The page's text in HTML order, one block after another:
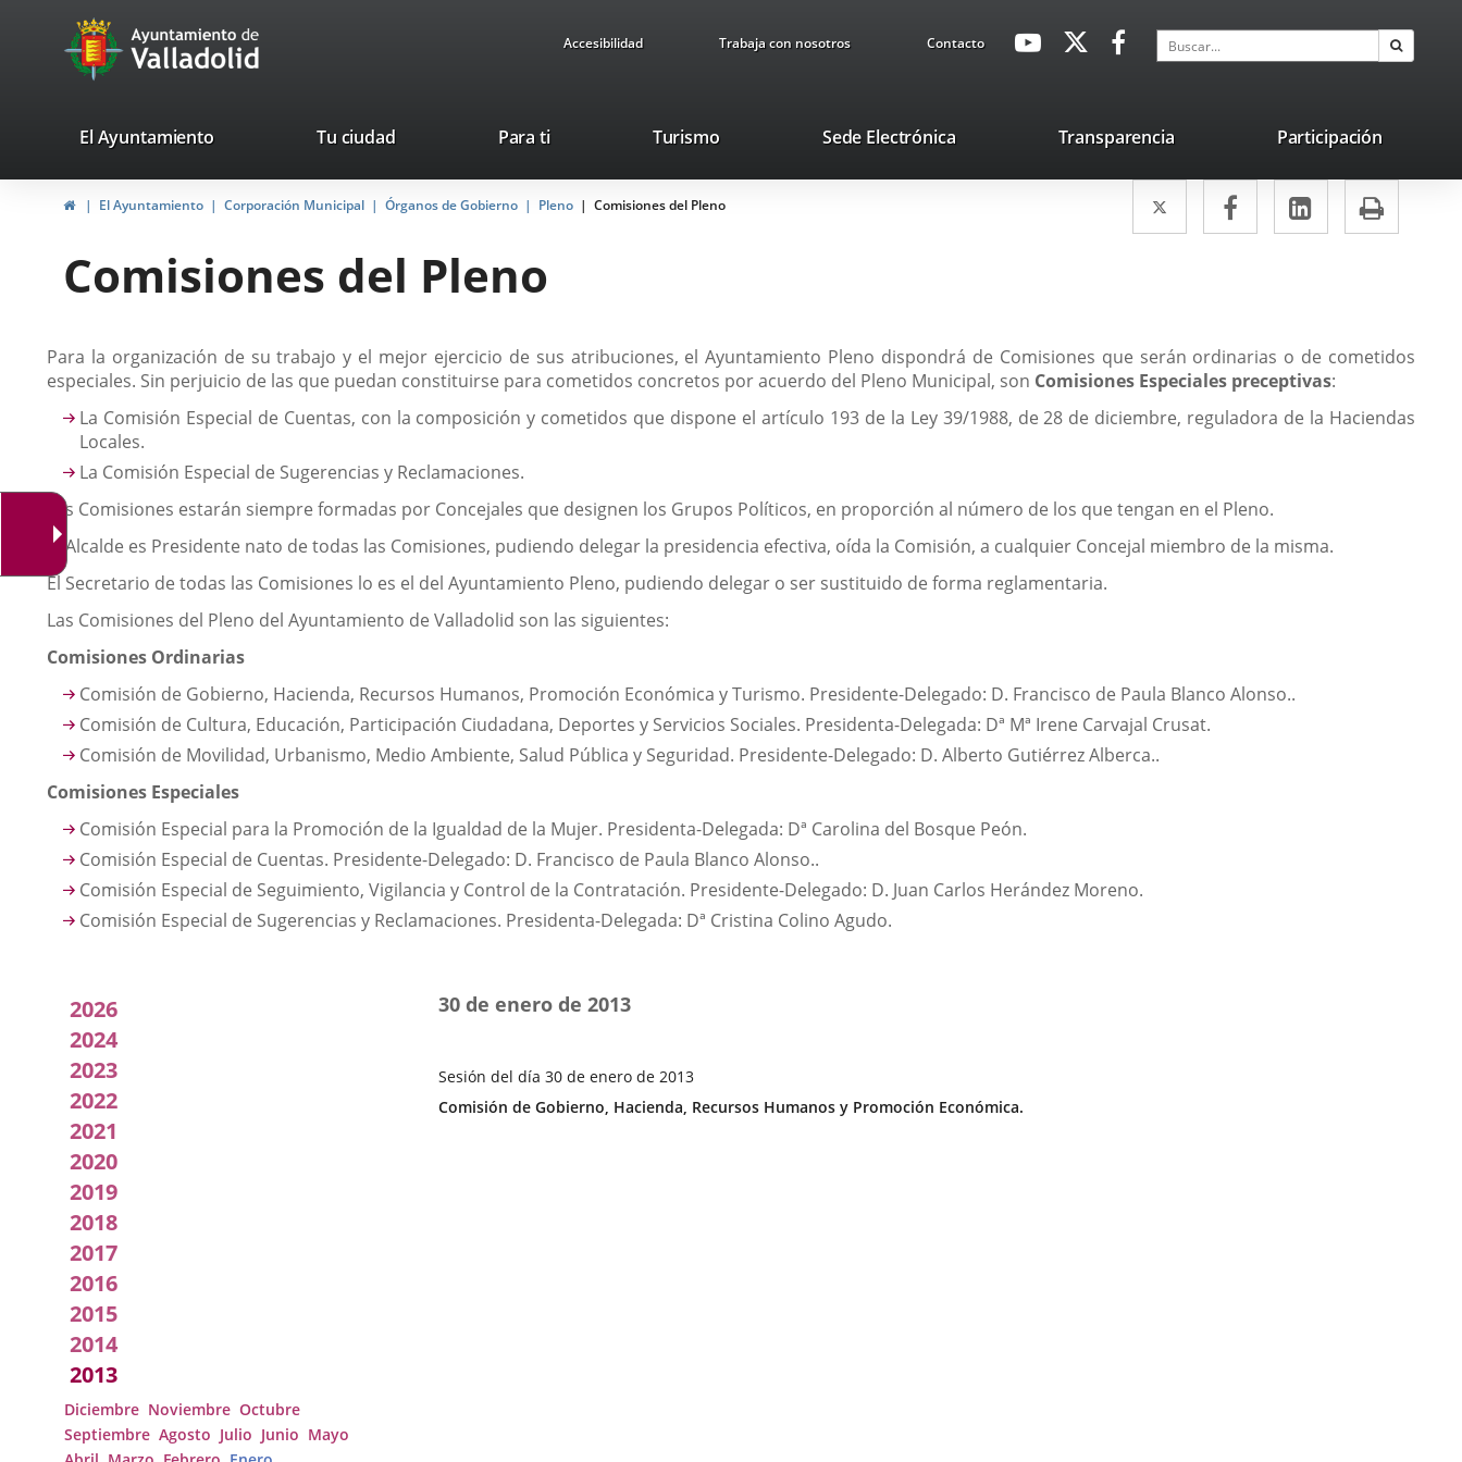
Portal
Web
Ayuntamiento
de
Accesibilidad Trabaja con nosotros ContactoavaHeaderSocial
Enlace
externa.
Enlace
aplicación
externa.
Enlace
aplicación
externa.
Buscar
valladolid.es
El Ayuntamiento Tu ciudad Para ti TurismoEste
se
abrirá
Sede ElectrónicaEnlace
una
Transparencia Participación
InicioEl Ayuntamiento Corporación Municipal Órganos de Gobierno Pleno Comisiones del Pleno Twitter
Enlace
a
externa.
Facebook
Enlace
a
externa.
LinkedIn
Enlace
a
externa.
Comisiones del Pleno
Descripción
Para la organización de su trabajo y el mejor ejercicio de sus atribuciones, el Ayuntamiento Pleno dispondrá de Comisiones que serán ordinarias o de cometidos
especiales. Sin perjuicio de las que puedan constituirse para cometidos concretos por acuerdo del Pleno Municipal, son Comisiones Especiales preceptivas:
La Comisión Especial de Cuentas, con la composición y cometidos que dispone el artículo 193 de la Ley 39/1988, de 28 de diciembre, reguladora de la Haciendas
Locales.
La Comisión Especial de Sugerencias y Reclamaciones.
Las Comisiones estarán siempre formadas por Concejales que designen los Grupos Políticos, en proporción al número de los que tengan en el Pleno.
El Alcalde es Presidente nato de todas las Comisiones, pudiendo delegar la presidencia efectiva, oída la Comisión, a cualquier Concejal miembro de la misma.
El Secretario de todas las Comisiones lo es el del Ayuntamiento Pleno, pudiendo delegar o ser sustituido de forma reglamentaria.
Las Comisiones del Pleno del Ayuntamiento de Valladolid son las siguientes:
Comisiones Ordinarias
Comisión de Gobierno, Hacienda, Recursos Humanos, Promoción Económica y Turismo. Presidente-Delegado: D. Francisco de Paula Blanco Alonso..
Comisión de Cultura, Educación, Participación Ciudadana, Deportes y Servicios Sociales. Presidenta-Delegada: Dª Mª Irene Carvajal Crusat.
Comisión de Movilidad, Urbanismo, Medio Ambiente, Salud Pública y Seguridad. Presidente-Delegado: D. Alberto Gutiérrez Alberca..
Comisiones Especiales
Comisión Especial para la Promoción de la Igualdad de la Mujer. Presidenta-Delegada: Dª Carolina del Bosque Peón.
Comisión Especial de Cuentas. Presidente-Delegado: D. Francisco de Paula Blanco Alonso..
Comisión Especial de Seguimiento, Vigilancia y Control de la Contratación. Presidente-Delegado: D. Juan Carlos Herández Moreno.
Comisión Especial de Sugerencias y Reclamaciones. Presidenta-Delegada: Dª Cristina Colino Agudo.
Acuerdos
adoptados
por
la
Comisión
2026
2024
2023
2022
2021
2020
2019
2018
2017
2016
2015
2014
2013
Diciembre Noviembre Octubre
Septiembre Agosto Julio Junio Mayo
Sesión del día 30 de enero de 2013
Fecha
30 de enero de 2013
Categoría
Comisión de Gobierno, Hacienda, Recursos Humanos y Promoción Económica.